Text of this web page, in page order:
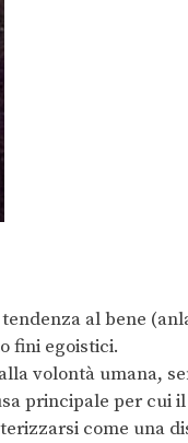
al bene
fini egoistici.
volontà umana,
principale per cui
come una